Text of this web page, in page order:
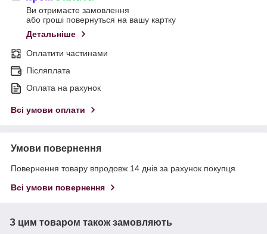
Ви отримаєте замовлення
або гроші повернуться на вашу картку
Детальніше
Оплатити частинами
Післяплата
Оплата на рахунок
Всі умови оплати
Умови повернення
Повернення товару впродовж 14 днів за рахунок покупця
Всі умови повернення
З цим товаром також замовляють